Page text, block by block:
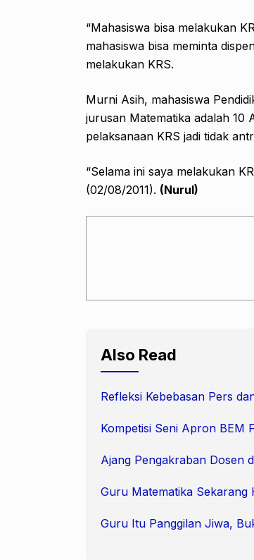
“Mahasiswa bisa melakukan
mahasiswa bisa meminta
melakukan KRS.
Murni Asih, mahasiswa
jurusan Matematika adalah 10
pelaksanaan KRS jadi tidak
“Selama ini saya melakukan
(02/08/2011). (Nurul)
Also Read
Refleksi Kebebasan Pers
Kompetisi Seni Apron BEM
Ajang Pengakraban Dosen
Guru Matematika Sekarang
Guru Itu Panggilan Jiwa,